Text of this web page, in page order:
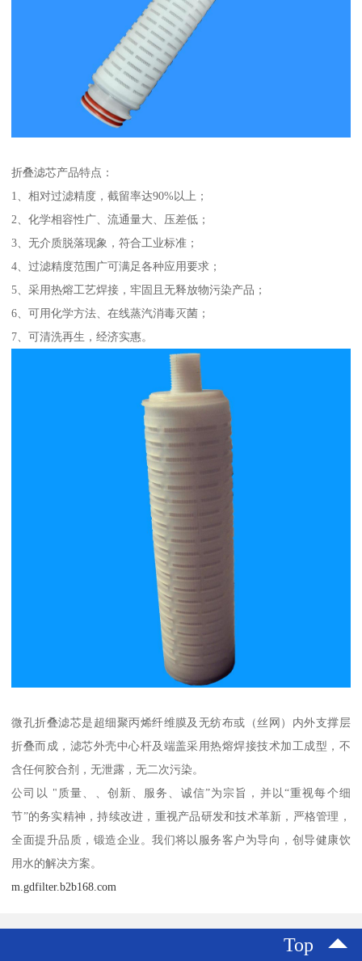
折叠滤芯产品特点：
1、相对过滤精度，截留率达90%以上；
2、化学相容性广、流通量大、压差低；
3、无介质脱落现象，符合工业标准；
4、过滤精度范围广可满足各种应用要求；
5、采用热熔工艺焊接，牢固且无释放物污染产品；
6、可用化学方法、在线蒸汽消毒灭菌；
7、可清洗再生，经济实惠。
微孔折叠滤芯是超细聚丙烯纤维膜及无纺布或（丝网）内外支撑层
折叠而成，滤芯外壳中心杆及端盖采用热熔焊接技术加工成型，不
含任何胶合剂，无泄露，无二次污染。
公司以 "质量、、创新、服务、诚信”为宗旨，并以“重视每个细
节”的务实精神，持续改进，重视产品研发和技术革新，严格管理，
全面提升品质，锻造企业。我们将以服务客户为导向，创导健康饮
用水的解决方案。
m.gdfilter.b2b168.com
Top